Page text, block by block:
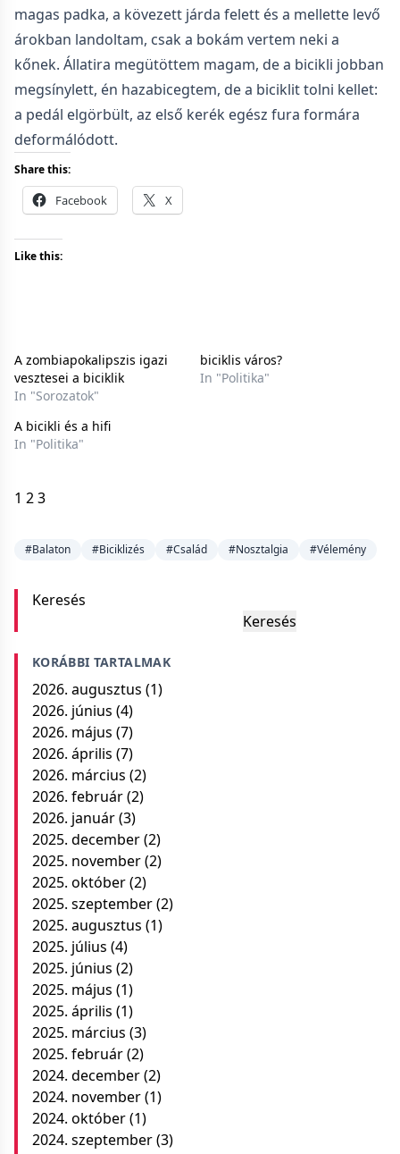
magas padka, a kövezett járda felett és a mellette levő
árokban landoltam, csak a bokám vertem neki a
kőnek. Állatira megütöttem magam, de a bicikli jobban
megsínylett, én hazabicegtem, de a biciklit tolni kellet:
a pedál elgörbült, az első kerék egész fura formára
deformálódott.
Share this:
Facebook X
Like this:
A zombiapokalipszis igazi
vesztesei a biciklik
In "Sorozatok"
biciklis város?
In "Politika"
A bicikli és a hifi
In "Politika"
1 23
#Balaton #Biciklizés #Család #Nosztalgia #Vélemény
Keresés
Keresés
KORÁBBI TARTALMAK
2026. augusztus (1)
2026. június (4)
2026. május (7)
2026. április (7)
2026. március (2)
2026. február(2)
2026. január(3)
2025. december(2)
2025. november(2)
2025. október(2)
2025. szeptember(2)
2025. augusztus (1)
2025. július (4)
2025. június (2)
2025. május (1)
2025. április (1)
2025. március (3)
2025. február(2)
2024. december(2)
2024. november(1)
2024. október(1)
2024. szeptember(3)